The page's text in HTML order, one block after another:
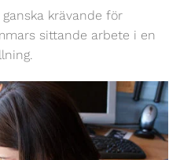
krävande för
sittande arbete i en